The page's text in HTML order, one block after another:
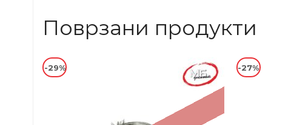
Поврзани продукти
-29% -27%